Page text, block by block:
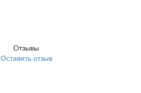
Отзывы
Оставить отзыв